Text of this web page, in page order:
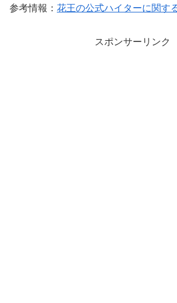
参考情報： 花王の公式ハイターに関す
スポンサーリンク